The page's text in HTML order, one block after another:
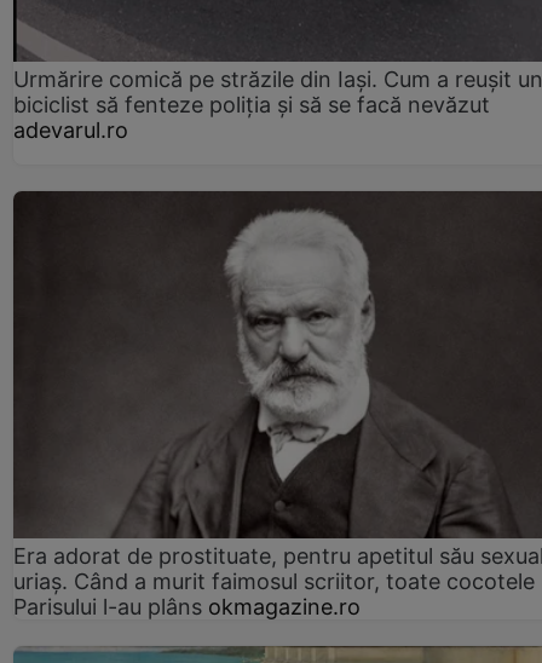
Urmărire comică pe străzile din Iași. Cum a reușit un
biciclist să fenteze poliția și să se facă nevăzut
adevarul.ro
Era adorat de prostituate, pentru apetitul său
uriaș. Când a murit faimosul scriitor, toate cocotele
Parisului l-au plâns okmagazine.ro